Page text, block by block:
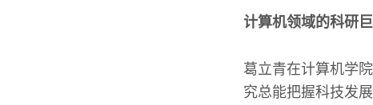
计算机领域的科研
葛立青在计算机学
究总能把握科技发